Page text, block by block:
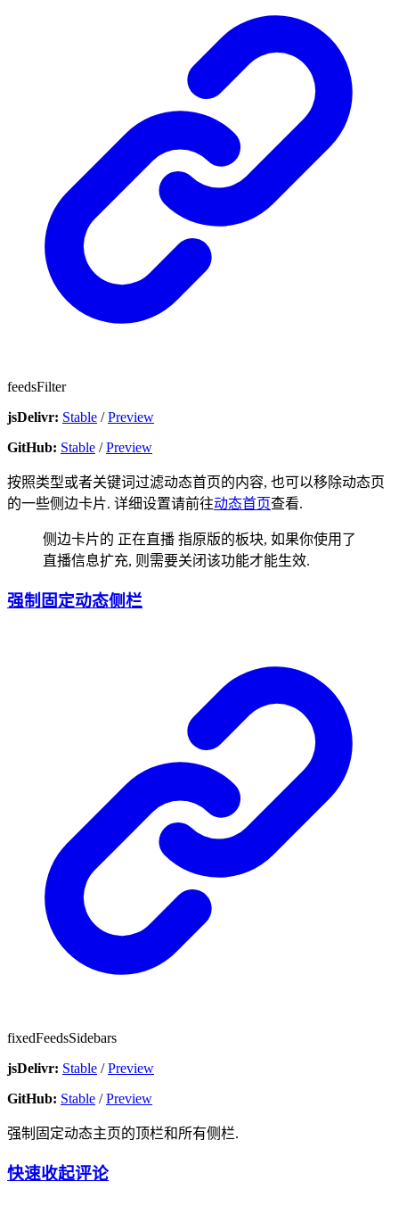
feedsFilter
jsDelivr: Stable /Preview
GitHub: Stable /Preview
按照类型或者关键词过滤动态首页的内容, 也可以移除动态页
的一些侧边卡片. 详细设置请前往动态首页查看.
侧边卡片的 正在直播 指原版的板块, 如果你使用了
直播信息扩充, 则需要关闭该功能才能生效.
强制固定动态侧栏
fixedFeedsSidebars
jsDelivr: Stable /Preview
GitHub: Stable /Preview
强制固定动态主页的顶栏和所有侧栏.
快速收起评论